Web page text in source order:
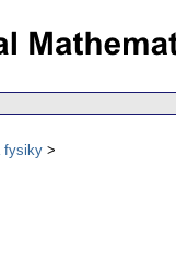
fysiky